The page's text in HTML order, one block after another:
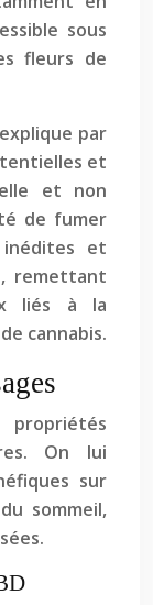
sous
fleurs de
par
et
et non
de fumer
inédites et
remettant
liés à la
cannabis.
propriétés
On lui
sur
sommeil,